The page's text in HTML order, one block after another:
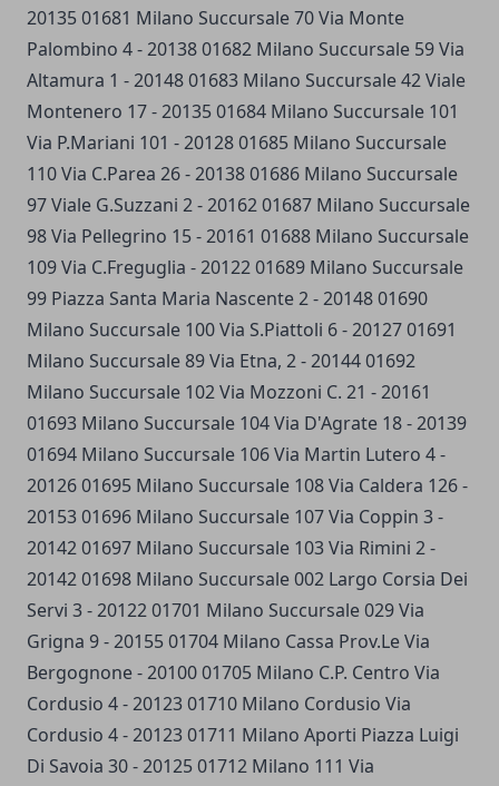
20135 01681 Milano Succursale 70 Via Monte
Palombino 4 - 20138 01682 Milano Succursale 59 Via
Altamura 1 - 20148 01683 Milano Succursale 42 Viale
Montenero 17 - 20135 01684 Milano Succursale 101
Via P.Mariani 101 - 20128 01685 Milano Succursale
110 Via C.Parea 26 - 20138 01686 Milano Succursale
97 Viale G.Suzzani 2 - 20162 01687 Milano Succursale
98 Via Pellegrino 15 - 20161 01688 Milano Succursale
109 Via C.Freguglia - 20122 01689 Milano Succursale
99 Piazza Santa Maria Nascente 2 - 20148 01690
Milano Succursale 100 Via S.Piattoli 6 - 20127 01691
Milano Succursale 89 Via Etna, 2 - 20144 01692
Milano Succursale 102 Via Mozzoni C. 21 - 20161
01693 Milano Succursale 104 Via D'Agrate 18 - 20139
01694 Milano Succursale 106 Via Martin Lutero 4 -
20126 01695 Milano Succursale 108 Via Caldera 126 -
20153 01696 Milano Succursale 107 Via Coppin 3 -
20142 01697 Milano Succursale 103 Via Rimini 2 -
20142 01698 Milano Succursale 002 Largo Corsia Dei
Servi 3 - 20122 01701 Milano Succursale 029 Via
Grigna 9 - 20155 01704 Milano Cassa Prov.Le Via
Bergognone - 20100 01705 Milano C.P. Centro Via
Cordusio 4 - 20123 01710 Milano Cordusio Via
Cordusio 4 - 20123 01711 Milano Aporti Piazza Luigi
Di Savoia 30 - 20125 01712 Milano 111 Via